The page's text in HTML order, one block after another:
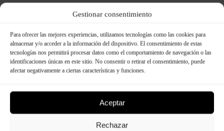
Gestionar consentimiento
Para ofrecer las mejores experiencias, utilizamos tecnologías como las cookies para
almacenar y/o acceder a la información del dispositivo. El consentimiento de estas
tecnologías nos permitirá procesar datos como el comportamiento de navegación o las
identificaciones únicas en este sitio. No consentir o retirar el consentimiento, puede
afectar negativamente a ciertas características y funciones.
Aceptar
Rechazar
Dimensions: